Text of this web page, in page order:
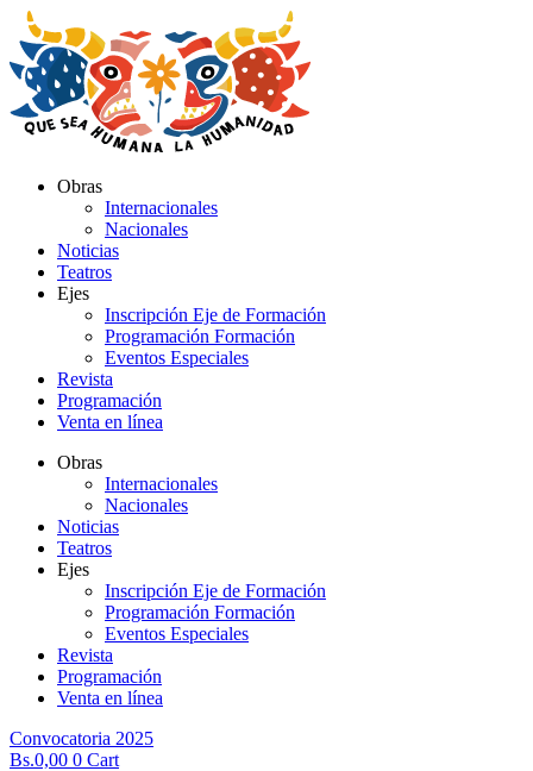
al
contenido
Obras
Internacionales
Nacionales
Noticias
Teatros
Ejes
Inscripción Eje de Formación
Programación Formación
Eventos Especiales
Revista
Programación
Venta en línea
Obras
Internacionales
Nacionales
Noticias
Teatros
Ejes
Inscripción Eje de Formación
Programación Formación
Eventos Especiales
Revista
Programación
Venta en línea
Convocatoria 2025
Bs.0,00 0 Cart